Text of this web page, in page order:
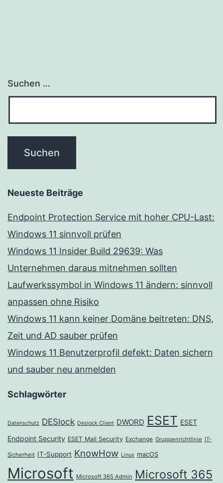
Suchen …
Neueste Beiträge
Endpoint Protection Service mit hoher CPU-Last:
Windows 11 sinnvoll prüfen
Windows 11 Insider Build 29639: Was
Unternehmen daraus mitnehmen sollten
Laufwerkssymbol in Windows 11 ändern: sinnvoll
anpassen ohne Risiko
Windows 11 kann keiner Domäne beitreten: DNS,
Zeit und AD sauber prüfen
Windows 11 Benutzerprofil defekt: Daten sichern
und sauber neu anmelden
Schlagwörter
Datenschutz DESlock Deslock Client DWORD ESET ESET
Endpoint Security ESET Mail Security Exchange Gruppenrichtlinie IT-
Sicherheit IT-Support KnowHow Linux macOS
Microsoft Microsoft 365 Admin Microsoft 365